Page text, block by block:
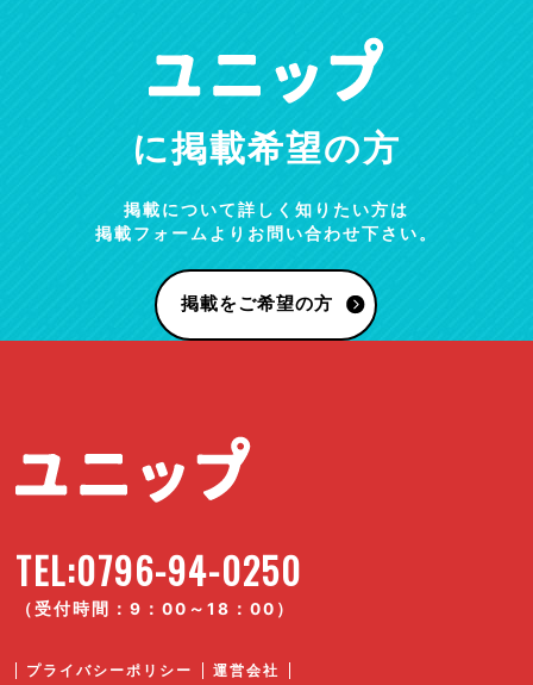
に掲載希望の方
掲載について詳しく知りたい方は
掲載フォームよりお問い合わせ下さい。
掲載をご希望の方
TEL:0796-94-0250
（受付時間：9：00～18：00）
プライバシーポリシー 運営会社